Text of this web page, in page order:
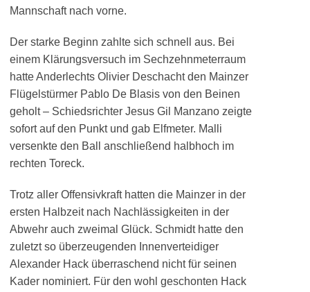
Mannschaft nach vorne.
Der starke Beginn zahlte sich schnell aus. Bei
einem Klärungsversuch im Sechzehnmeterraum
hatte Anderlechts Olivier Deschacht den Mainzer
Flügelstürmer Pablo De Blasis von den Beinen
geholt – Schiedsrichter Jesus Gil Manzano zeigte
sofort auf den Punkt und gab Elfmeter. Malli
versenkte den Ball anschließend halbhoch im
rechten Toreck.
Trotz aller Offensivkraft hatten die Mainzer in der
ersten Halbzeit nach Nachlässigkeiten in der
Abwehr auch zweimal Glück. Schmidt hatte den
zuletzt so überzeugenden Innenverteidiger
Alexander Hack überraschend nicht für seinen
Kader nominiert. Für den wohl geschonten Hack